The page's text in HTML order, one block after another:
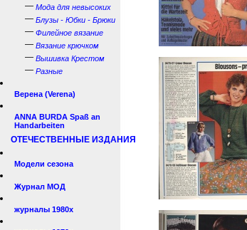
— Мода для невысоких
— Блузы - Юбки - Брюки
— Филейное вязание
— Вязание крючком
— Вышивка Крестом
— Разные
Верена (Verena)
ANNA BURDA Spaß an
Handarbeiten
ОТЕЧЕСТВЕННЫЕ ИЗДАНИЯ
Модели сезона
Журнал МОД
журналы 1980х